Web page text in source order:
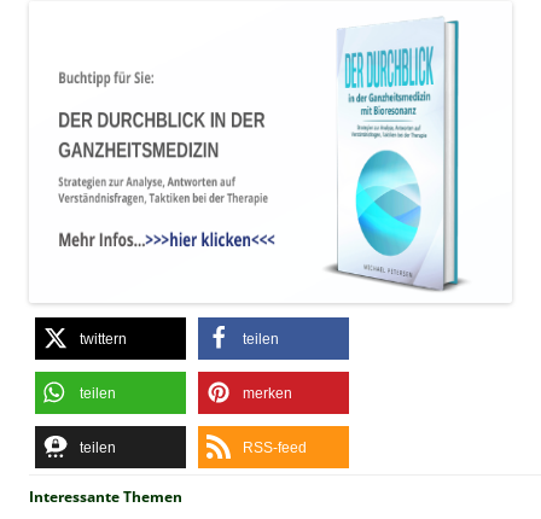
twittern teilen
teilen merken
teilen RSS-feed
Interessante Themen